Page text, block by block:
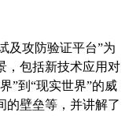
及攻防验证平台”为
，包括新技术应用对
”到 “现实世界”的威
的壁垒等，并讲解了